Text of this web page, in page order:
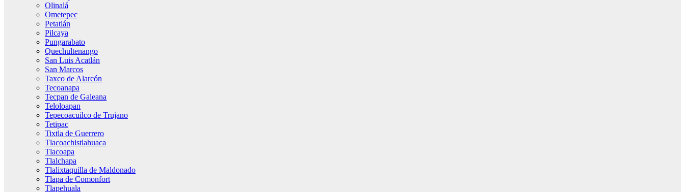
Olinalá
Ometepec
Petatlán
Pilcaya
Pungarabato
Quechultenango
San Luis Acatlán
San Marcos
Taxco de Alarcón
Tecoanapa
Tecpan de Galeana
Teloloapan
Tepecoacuilco de Trujano
Tetipac
Tixtla de Guerrero
Tlacoachistlahuaca
Tlacoapa
Tlalchapa
Tlalixtaquilla de Maldonado
Tlapa de Comonfort
Tlapehuala